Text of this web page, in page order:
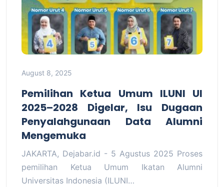
August 8, 2025
Pemilihan Ketua Umum ILUNI UI
2025–2028 Digelar, Isu Dugaan
Penyalahgunaan Data Alumni
Mengemuka
JAKARTA, Dejabar.id - 5 Agustus 2025 Proses
pemilihan Ketua Umum Ikatan Alumni
Universitas Indonesia (ILUNI…